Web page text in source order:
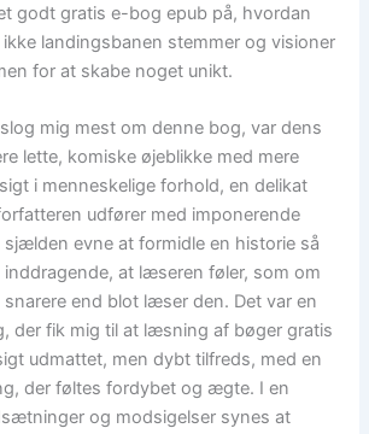
godt gratis e-bog epub på, hvordan
ikke landingsbanen stemmer og visioner
for at skabe noget unikt.
mig mest om denne bog, var dens
lette, komiske øjeblikke med mere
i menneskelige forhold, en delikat
udfører med imponerende
sjælden evne at formidle en historie så
at læseren føler, som om
end blot læser den. Det var en
der fik mig til at læsning af bøger gratis
udmattet, men dybt tilfreds, med en
der føltes fordybet og ægte. I en
og modsigelser synes at